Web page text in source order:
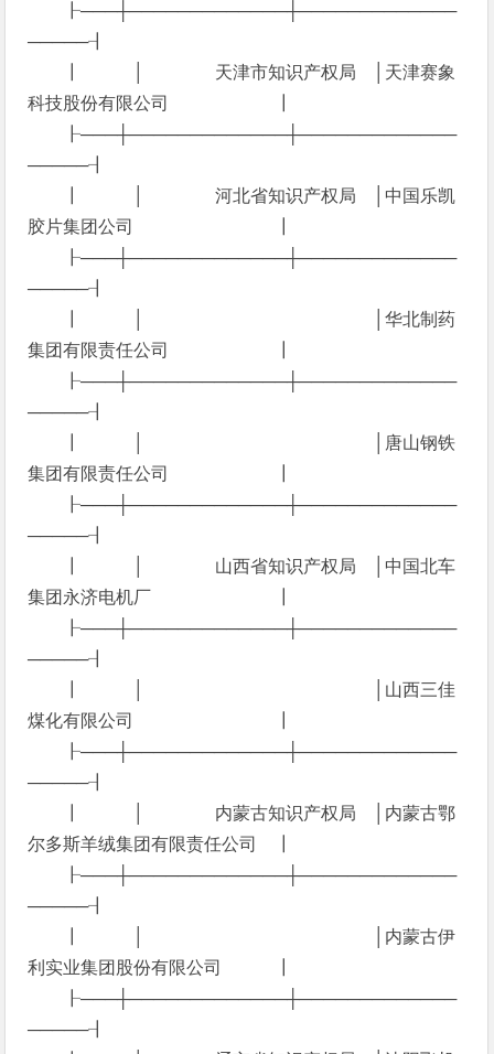
┠───┼─────────────┼─────────────
─────┨
┃ │ 天津市知识产权局 │天津赛象
科技股份有限公司 ┃
┠───┼─────────────┼─────────────
─────┨
┃ │ 河北省知识产权局 │中国乐凯
胶片集团公司 ┃
┠───┼─────────────┼─────────────
─────┨
┃ │ │华北制药
集团有限责任公司 ┃
┠───┼─────────────┼─────────────
─────┨
┃ │ │唐山钢铁
集团有限责任公司 ┃
┠───┼─────────────┼─────────────
─────┨
┃ │ 山西省知识产权局 │中国北车
集团永济电机厂 ┃
┠───┼─────────────┼─────────────
─────┨
┃ │ │山西三佳
煤化有限公司 ┃
┠───┼─────────────┼─────────────
─────┨
┃ │ 内蒙古知识产权局 │内蒙古鄂
尔多斯羊绒集团有限责任公司 ┃
┠───┼─────────────┼─────────────
─────┨
┃ │ │内蒙古伊
利实业集团股份有限公司 ┃
┠───┼─────────────┼─────────────
─────┨